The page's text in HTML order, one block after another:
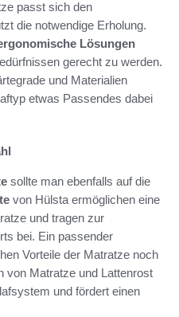
passt sich den
die notwendige Erholung.
Lösungen
gerecht zu werden.
und Materialien
etwas Passendes dabei
sollte man ebenfalls auf die
von Hülsta ermöglichen eine
und tragen zur
bei. Ein passender
Vorteile der Matratze noch
von Matratze und Lattenrost
und fördert einen